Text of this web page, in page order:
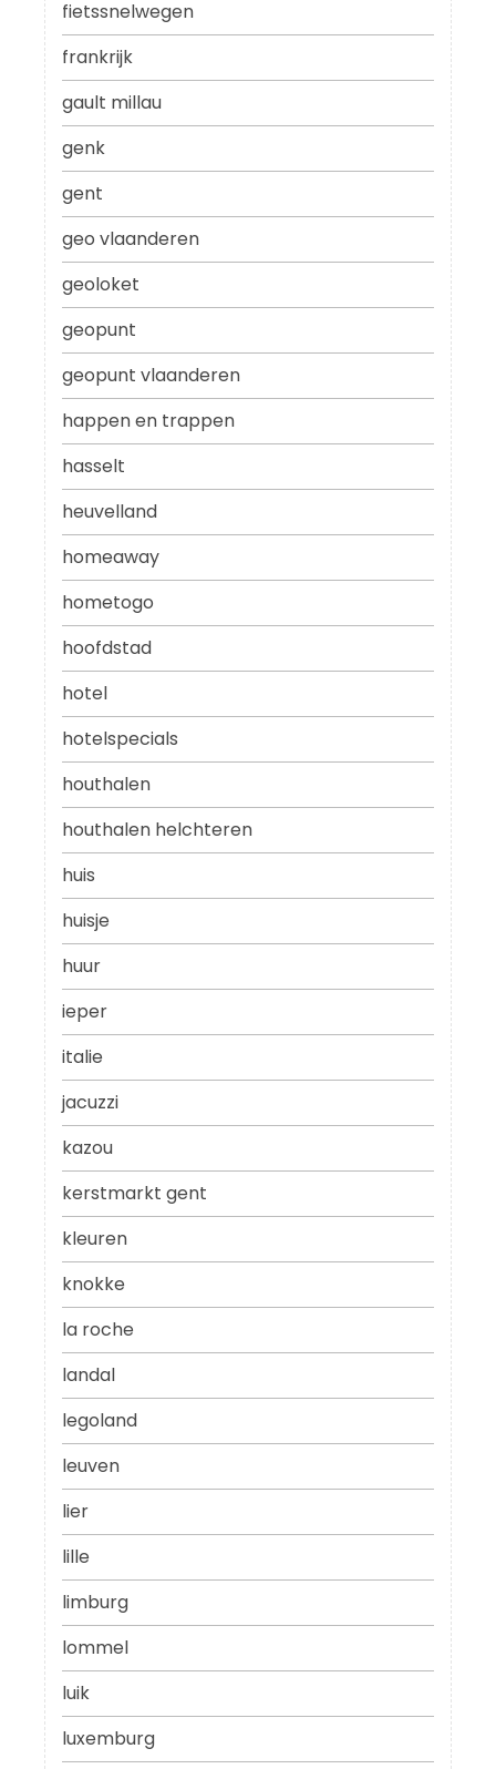
fietssnelwegen
frankrijk
gault millau
genk
gent
geo vlaanderen
geoloket
geopunt
geopunt vlaanderen
happen en trappen
hasselt
heuvelland
homeaway
hometogo
hoofdstad
hotel
hotelspecials
houthalen
houthalen helchteren
huis
huisje
huur
ieper
italie
jacuzzi
kazou
kerstmarkt gent
kleuren
knokke
la roche
landal
legoland
leuven
lier
lille
limburg
lommel
luik
luxemburg